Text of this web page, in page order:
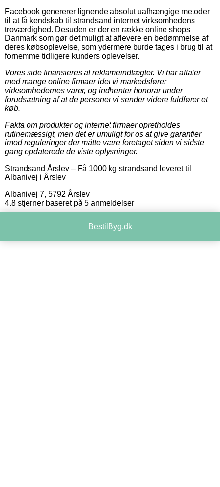
Facebook genererer lignende absolut uafhængige metoder
til at få kendskab til strandsand internet virksomhedens
troværdighed. Desuden er der en række online shops i
Danmark som gør det muligt at aflevere en bedømmelse af
deres købsoplevelse, som ydermere burde tages i brug til at
fornemme tidligere kunders oplevelser.
Vores side finansieres af reklameindtægter. Vi har aftaler
med mange online firmaer idet vi markedsfører
virksomhedernes varer, og indhenter honorar under
forudsætning af at de personer vi sender videre fuldfører et
køb.
Fakta om produkter og internet firmaer opretholdes
rutinemæssigt, men det er umuligt for os at give garantier
imod reguleringer der måtte være foretaget siden vi sidste
gang opdaterede de viste oplysninger.
Strandsand Årslev – Få 1000 kg strandsand leveret til
Albanivej i Årslev
Albanivej 7, 5792 Årslev
4.8 stjerner baseret på 5 anmeldelser
BestilByg.dk